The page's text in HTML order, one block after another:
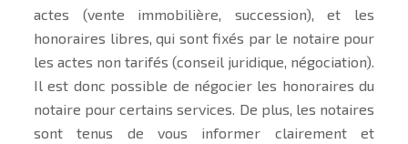
actes (vente immobilière, succession), et les
honoraires libres, qui sont fixés par le notaire pour
les actes non tarifés (conseil juridique, négociation).
Il est donc possible de négocier les honoraires du
notaire pour certains services. De plus, les notaires
sont tenus de vous informer clairement et